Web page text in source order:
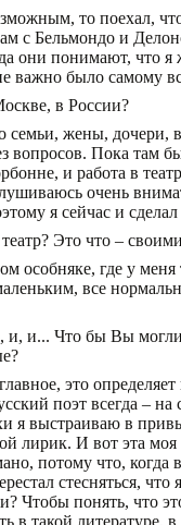
то поехал,
с Бельмондо и
они понимают, что
важно было самому
в России?
жены, дочери,
вопросов. Пока там
и работа в
очень
я сейчас и
Это что –
особняке, где у
все
и... Что бы Вы
это
поэт всегда –
я выстраиваю в
лирик. И вот эта
потому что,
стесняться,
понять, что
в такой литературе,